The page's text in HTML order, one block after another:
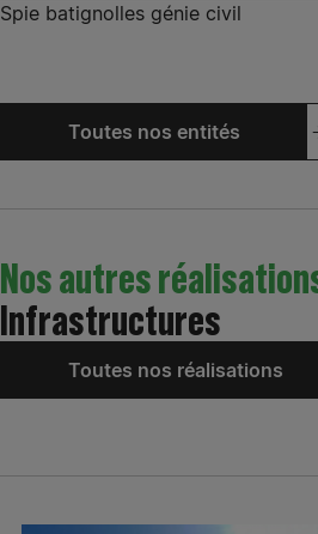
Spie batignolles génie civil
Toutes nos entités
Nos autres
Infrastructures
Toutes nos réalisations